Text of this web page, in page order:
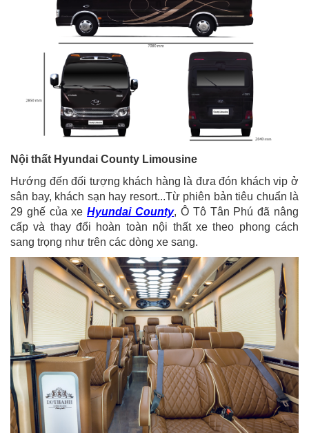
Nội thất Hyundai County Limousine
Hướng đến đối tượng khách hàng là đưa đón khách vip ở
sân bay, khách sạn hay resort...Từ phiên bản tiêu chuẩn là
29 ghế của xeHyundai County, Ô Tô Tân Phú đã nâng
cấp và thay đổi hoàn toàn nội thất xe theo phong cách
sang trọng như trên các dòng xe sang.